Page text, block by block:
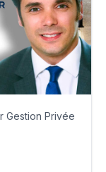
Gestion Privée